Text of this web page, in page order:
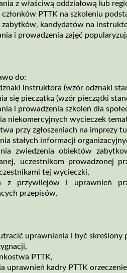
z właściwą oddziałową lub
członków PTTK na szkoleniu
kandydatów na
i prowadzenia zajęć
do:
instruktora (wzór odznaki
się pieczątką (wzór pieczątki
i prowadzenia szkoleń dla
niekomercyjnych wycieczek
przy zgłoszeniach na imprezy
stałych informacji
zwiedzenia obiektów
uczestnikom prowadzonej
tej wycieczki,
z przywilejów i uprawnień
przepisów.
uprawnienia i być
PTTK,
uprawnień kadry PTTK